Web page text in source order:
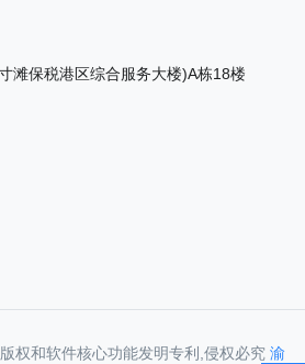
滩保税港区综合服务大楼)A栋18楼
权和软件核心功能发明专利,侵权必究 渝